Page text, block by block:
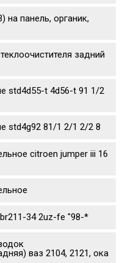
на панель, органик,
задний
std4d55-t 4d56-t 91 1/2
std4g92 81/1 2/1 2/2 8
citroen jumper iii 16
34 2uz-fe "98-*
ваз 2104, 2121, ока